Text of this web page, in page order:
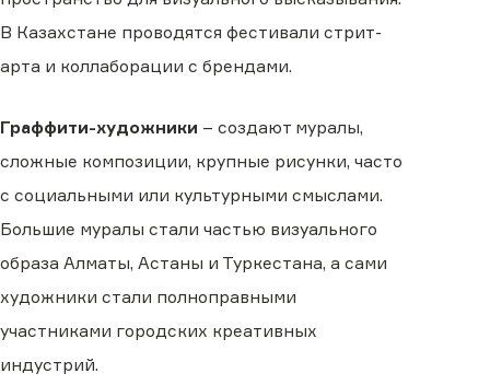
В Казахстане проводятся фестивали стрит-
арта и коллаборации с брендами.
Граффити-художники – создают муралы,
сложные композиции, крупные рисунки, часто
с социальными или культурными смыслами.
Большие муралы стали частью визуального
образа Алматы, Астаны и Туркестана, а сами
художники стали полноправными
участниками городских креативных
индустрий.